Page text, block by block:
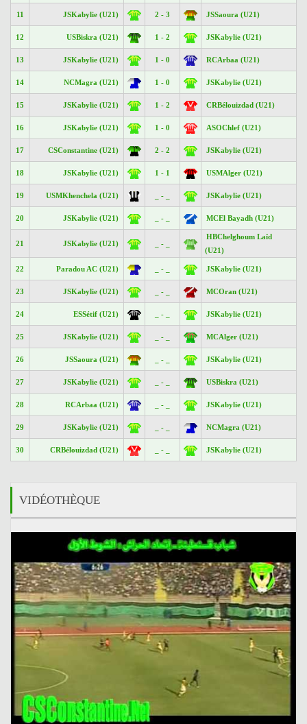
11 JSKabylie (U21) 2 - 3 JSSaoura (U21)
12 USBiskra (U21) 1 - 2 JSKabylie (U21)
13 JSKabylie (U21) 1 - 0 RCArbaa (U21)
14 NCMagra (U21) 1 - 0 JSKabylie (U21)
15 JSKabylie (U21) 1 - 2 CRBélouizdad (U21)
16 JSKabylie (U21) 1 - 0 ASOChlef (U21)
17 CSConstantine (U21) 2 - 2 JSKabylie (U21)
18 JSKabylie (U21) 1 - 1 USMAlger (U21)
19 USMKhenchela (U21) _ - _ JSKabylie (U21)
20 JSKabylie (U21) _ - _ MCEl Bayadh (U21)
21 JSKabylie (U21) _ - _
HBChelghoum Laïd
(U21)
22 Paradou AC (U21) _ - _ JSKabylie (U21)
23 JSKabylie (U21) _ - _ MCOran (U21)
24 ESSétif (U21) _ - _ JSKabylie (U21)
25 JSKabylie (U21) _ - _ MCAlger (U21)
26 JSSaoura (U21) _ - _ JSKabylie (U21)
27 JSKabylie (U21) _ - _ USBiskra (U21)
28 RCArbaa (U21) _ - _ JSKabylie (U21)
29 JSKabylie (U21) _ - _ NCMagra (U21)
30 CRBélouizdad (U21) _ - _ JSKabylie (U21)
VIDÉOTHÈQUE